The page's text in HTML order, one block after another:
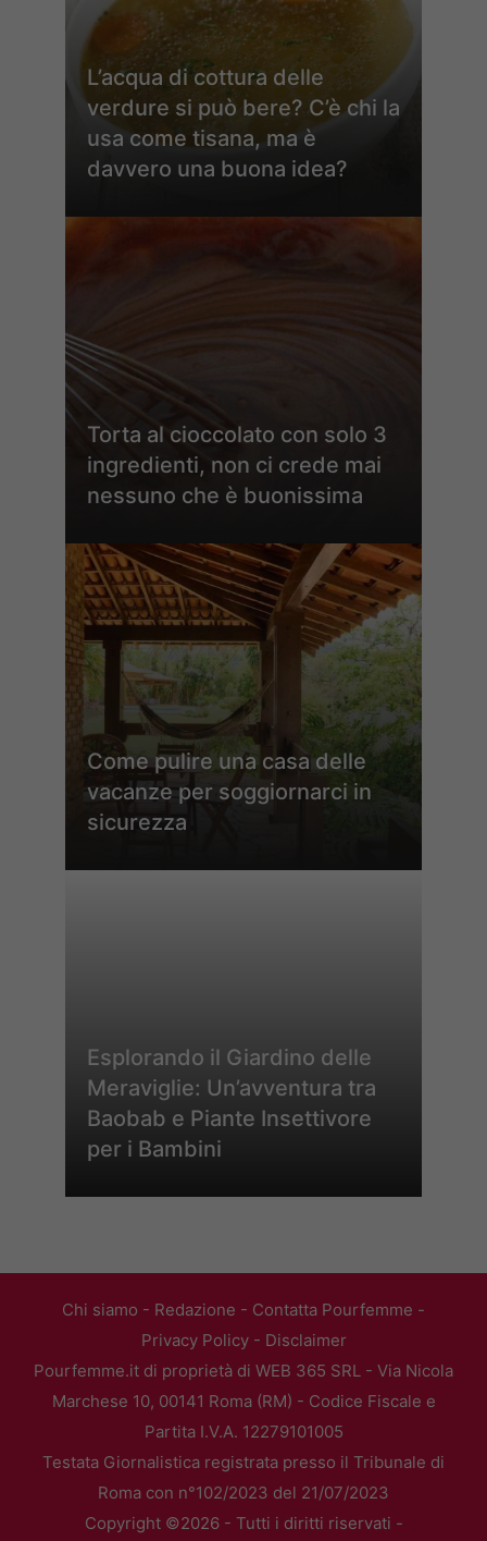
L’acqua di cottura delle
verdure si può bere? C’è chi la
usa come tisana, ma è
davvero una buona idea?
Torta al cioccolato con solo 3
ingredienti, non ci crede mai
nessuno che è buonissima
Come pulire una casa delle
vacanze per soggiornarci in
sicurezza
Esplorando il Giardino delle
Meraviglie: Un’avventura tra
Baobab e Piante Insettivore
per i Bambini
Chi siamo - Redazione - Contatta Pourfemme -
Privacy Policy- Disclaimer
Pourfemme.it di proprietà di WEB 365 SRL - Via Nicola
Marchese 10, 00141 Roma (RM) - Codice Fiscale e
Partita I.V.A. 12279101005
Testata Giornalistica registrata presso il Tribunale di
Roma con n°102/2023 del 21/07/2023
Copyright ©2026 - Tutti i diritti riservati -